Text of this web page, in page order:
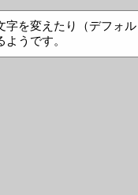
字を変えたり（デフォ
うです。